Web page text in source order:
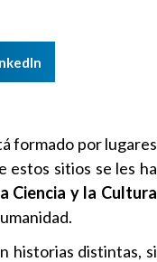
formado por lugares
estos sitios se les ha
Ciencia y la Cultura
historias distintas, si